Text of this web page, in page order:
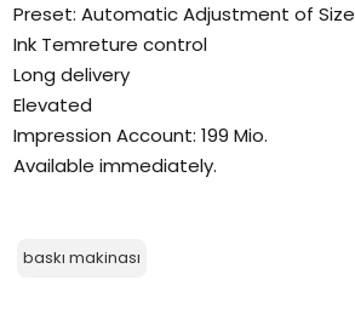
Preset: Automatic Adjustment of Size
Ink Temreture control
Long delivery
Elevated
Impression Account: 199 Mio.
Available immediately.
baskı makinası